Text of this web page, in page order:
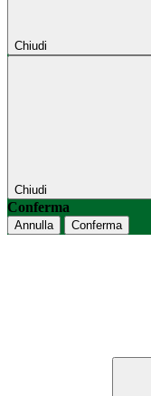
Chiudi
Chiudi
Conferma
Annulla Conferma